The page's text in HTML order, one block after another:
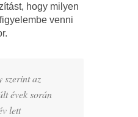
hogy milyen
venni
szerint az
évek során
lett